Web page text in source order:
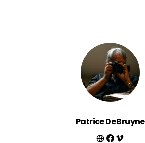
Patrice De Bruyne